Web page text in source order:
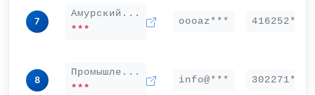
7
Амурский...
***
oooaz*** 416252***
8
Промышле...
***
info@*** 302271***